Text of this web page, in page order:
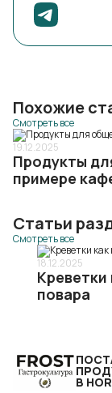
Похожие
Смотреть все
19.12.2025
Продукты
примере
Статьи
Смотреть все
18.12.2025
повара
В